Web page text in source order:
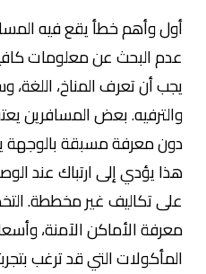
أول وأهم خطأ يقع فيه
عدم البحث عن معلومات
يجب أن تعرف المناخ، اللغة،
والترفيه. بعض المسافرين
دون معرفة مسبقة بالوجهة
هذا يؤدي إلى ارتباك عند
على تكاليف غير مخططة.
معرفة الأماكن الآمنة،
المأكولات التي قد ترغب